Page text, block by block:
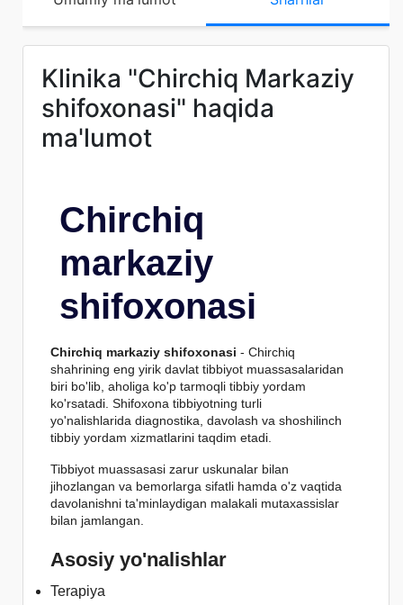
Klinika "Chirchiq Markaziy
shifoxonasi" haqida
ma'lumot
Chirchiq
markaziy
shifoxonasi
Chirchiq markaziy shifoxonasi - Chirchiq
shahrining eng yirik davlat tibbiyot muassasalaridan
biri bo'lib, aholiga ko'p tarmoqli tibbiy yordam
ko'rsatadi. Shifoxona tibbiyotning turli
yo'nalishlarida diagnostika, davolash va shoshilinch
tibbiy yordam xizmatlarini taqdim etadi.
Tibbiyot muassasasi zarur uskunalar bilan
jihozlangan va bemorlarga sifatli hamda o'z vaqtida
davolanishni ta'minlaydigan malakali mutaxassislar
bilan jamlangan.
Asosiy yo'nalishlar
Terapiya